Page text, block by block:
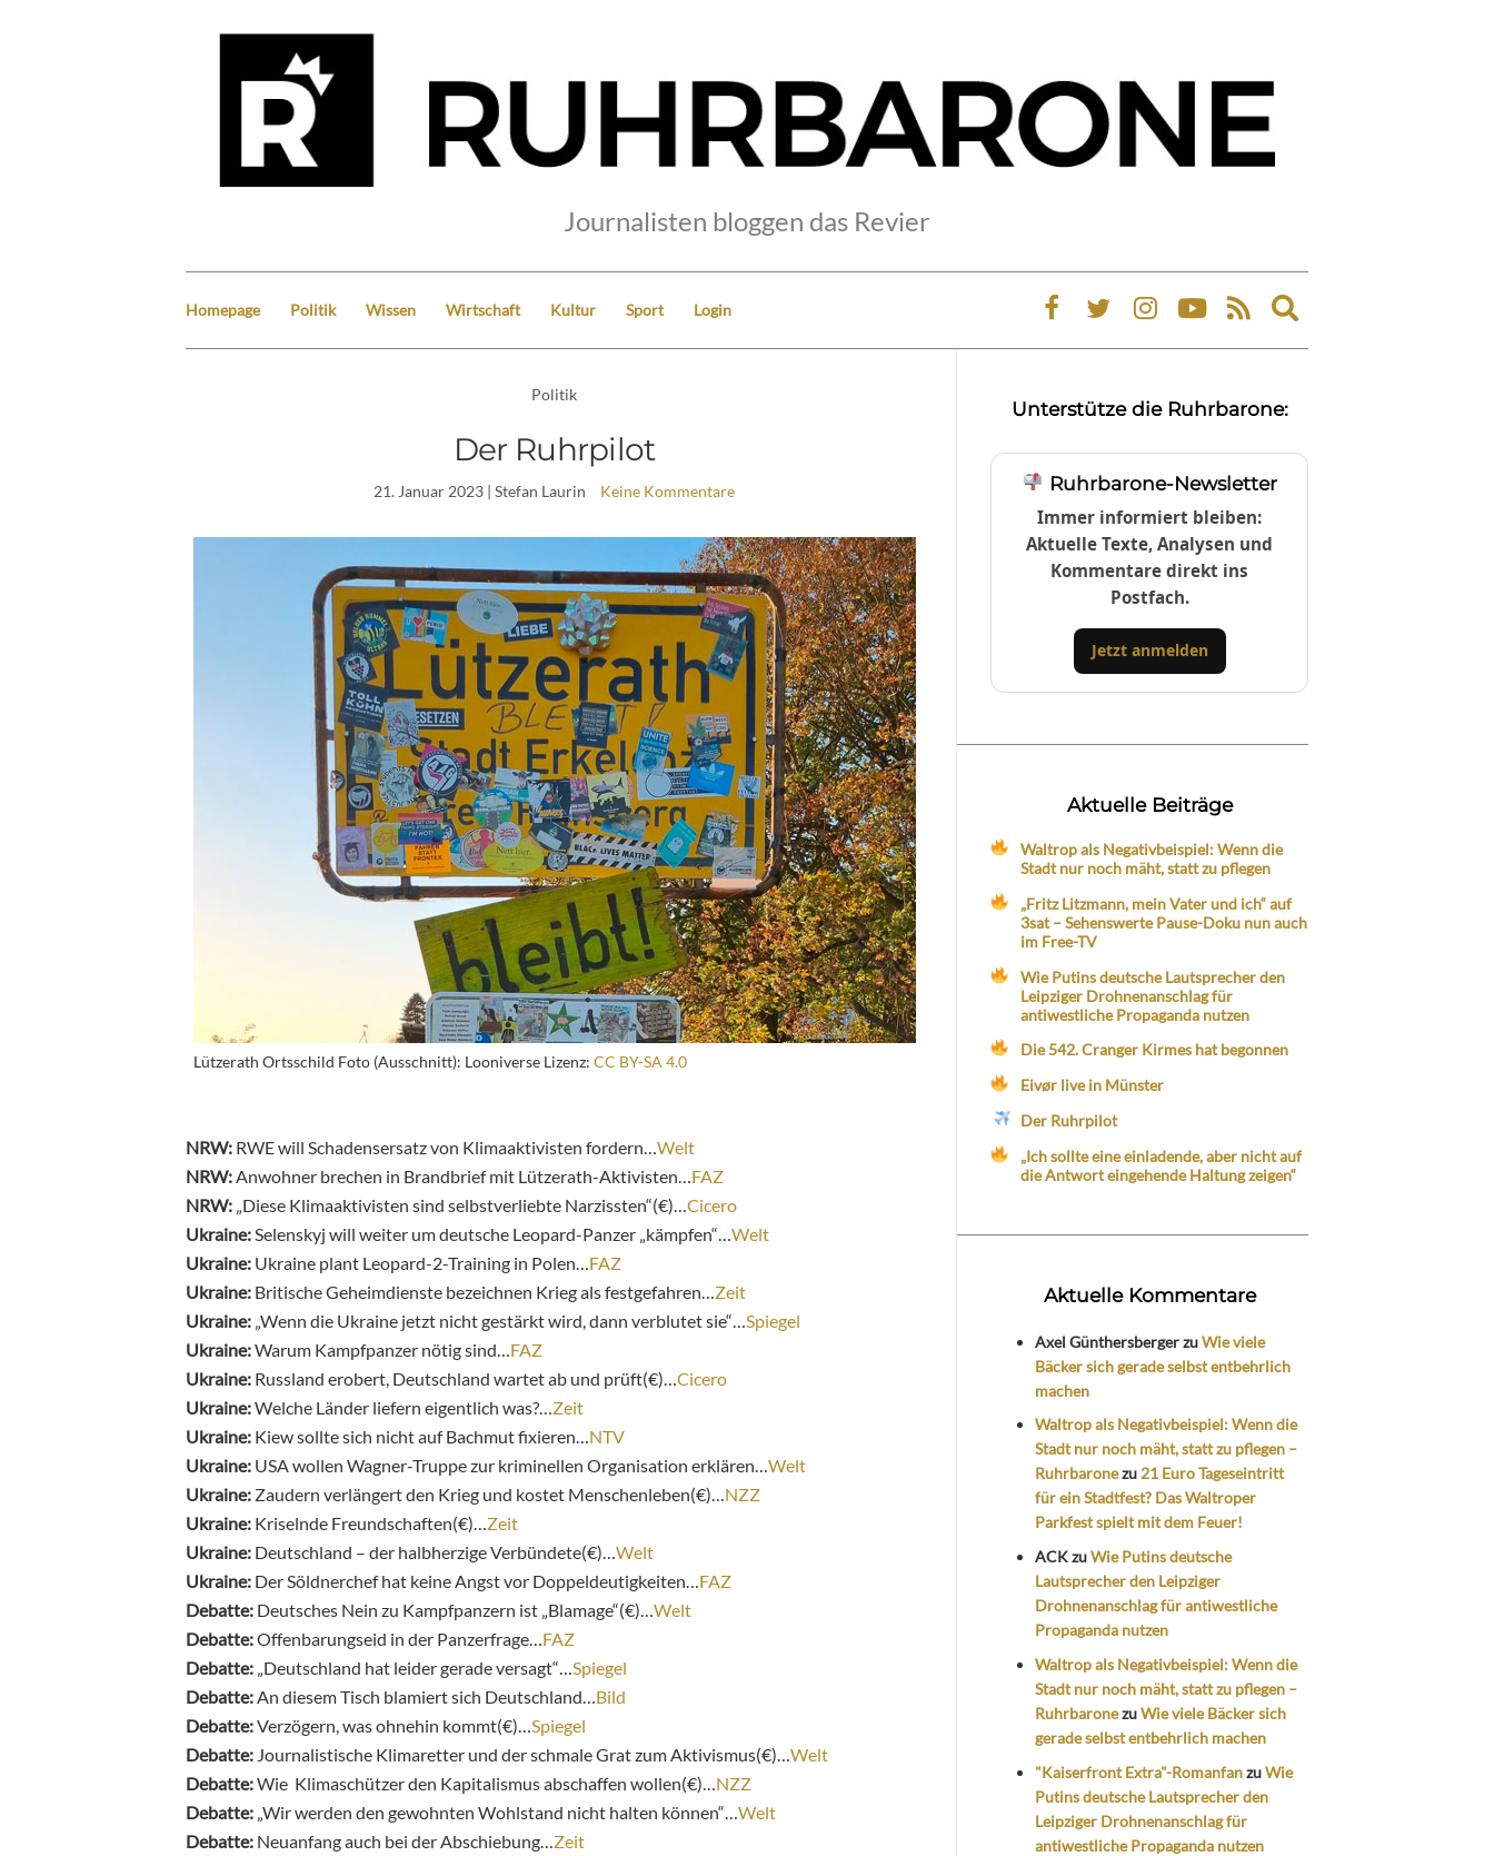
Journalisten bloggen das Revier
Homepage Politik Wissen Wirtschaft Kultur Sport Login
Expand
search
Politik
Der Ruhrpilot
21. Januar 2023 | Stefan Laurin Keine Kommentare
Lützerath Ortsschild Foto (Ausschnitt): Looniverse Lizenz: CC BY-SA 4.0
NRW: RWE will Schadensersatz von Klimaaktivisten fordern… Welt
NRW: Anwohner brechen in Brandbrief mit Lützerath-Aktivisten… FAZ
NRW: „Diese Klimaaktivisten sind selbstverliebte Narzissten“(€)… Cicero
Ukraine: Selenskyj will weiter um deutsche Leopard-Panzer „kämpfen“… Welt
Ukraine: Ukraine plant Leopard-2-Training in Polen… FAZ
Ukraine: Britische Geheimdienste bezeichnen Krieg als festgefahren… Zeit
Ukraine: „Wenn die Ukraine jetzt nicht gestärkt wird, dann verblutet sie“… Spiegel
Ukraine:Warum Kampfpanzer nötig sind… FAZ
Ukraine: Russland erobert, Deutschland wartet ab und prüft(€)… Cicero
Ukraine:Welche Länder liefern eigentlich was?… Zeit
Ukraine: Kiew sollte sich nicht auf Bachmut fixieren… NTV
Ukraine: USA wollen Wagner-Truppe zur kriminellen Organisation erklären… Welt
Ukraine: Zaudern verlängert den Krieg und kostet Menschenleben(€)… NZZ
Ukraine: Kriselnde Freundschaften(€)… Zeit
Ukraine: Deutschland – der halbherzige Verbündete(€)… Welt
Ukraine: Der Söldnerchef hat keine Angst vor Doppeldeutigkeiten… FAZ
Debatte: Deutsches Nein zu Kampfpanzern ist „Blamage“(€)… Welt
Debatte:Offenbarungseid in der Panzerfrage… FAZ
Debatte: „Deutschland hat leider gerade versagt“… Spiegel
Debatte: An diesem Tisch blamiert sich Deutschland… Bild
Debatte:Verzögern, was ohnehin kommt(€)… Spiegel
Debatte: Journalistische Klimaretter und der schmale Grat zum Aktivismus(€)… Welt
Debatte:Wie Klimaschützer den Kapitalismus abschaffen wollen(€)… NZZ
Debatte: „Wir werden den gewohnten Wohlstand nicht halten können“… Welt
Debatte: Neuanfang auch bei der Abschiebung… Zeit
Unterstütze die Ruhrbarone:
Ruhrbarone-Newsletter
Immer informiert bleiben:
Aktuelle Texte, Analysen und
Kommentare direkt ins
Postfach.
Jetzt anmelden
Aktuelle Beiträge
Waltrop als Negativbeispiel: Wenn die
Stadt nur noch mäht, statt zu pflegen
„Fritz Litzmann, mein Vater und ich“ auf
3sat – Sehenswerte Pause-Doku nun auch
im Free-TV
Wie Putins deutsche Lautsprecher den
Leipziger Drohnenanschlag für
antiwestliche Propaganda nutzen
Die 542. Cranger Kirmes hat begonnen
Eivør live in Münster
Der Ruhrpilot
„Ich sollte eine einladende, aber nicht auf
die Antwort eingehende Haltung zeigen“
Aktuelle Kommentare
Axel GünthersbergerzuWie viele
Bäcker sich gerade selbst entbehrlich
machen
Waltrop als Negativbeispiel: Wenn die
Stadt nur noch mäht, statt zu pflegen –
Ruhrbaronezu 21 Euro Tageseintritt
für ein Stadtfest? Das Waltroper
Parkfest spielt mit dem Feuer!
ACKzuWie Putins deutsche
Lautsprecher den Leipziger
Drohnenanschlag für antiwestliche
Propaganda nutzen
Waltrop als Negativbeispiel: Wenn die
Stadt nur noch mäht, statt zu pflegen –
RuhrbaronezuWie viele Bäcker sich
gerade selbst entbehrlich machen
"Kaiserfront Extra"-RomanfanzuWie
Putins deutsche Lautsprecher den
Leipziger Drohnenanschlag für
antiwestliche Propaganda nutzen